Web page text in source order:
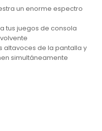
un enorme espectro
tus juegos de consola
altavoces de la pantalla y
simultáneamente